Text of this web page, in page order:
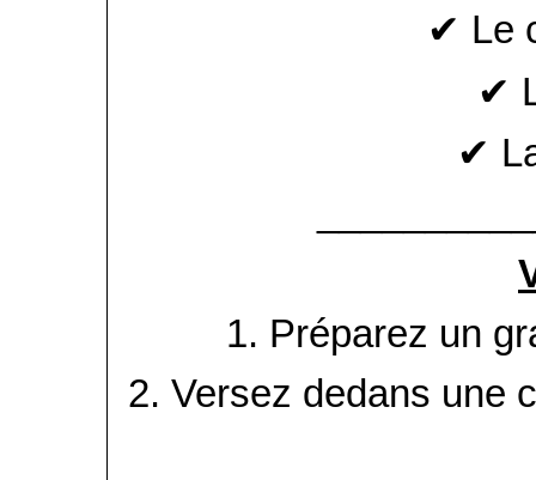
✔ Le
✔
✔
1. Préparez un
2. Versez dedans une